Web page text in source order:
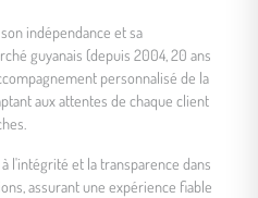
indépendance et sa
guyanais (depuis 2004, 20 ans
personnalisé de la
aux attentes de chaque client
l'intégrité et la transparence dans
assurant une expérience fiable